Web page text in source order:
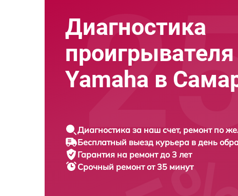
Диагностика
Yamaha в
Диагностика за наш счет, ремонт по
Бесплатный выезд курьера в день
Гарантия на ремонт до 3 лет
Срочный ремонт от 35 минут